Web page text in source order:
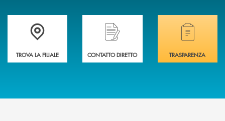
Accedi all' elenco completo delle filiali di Banca di Caraglio.
TROVA LA FILIALE
Hai bisogno di assistenza immediata?
CONTATTO DIRETTO
Hai bisogno di
TRASPARENZA